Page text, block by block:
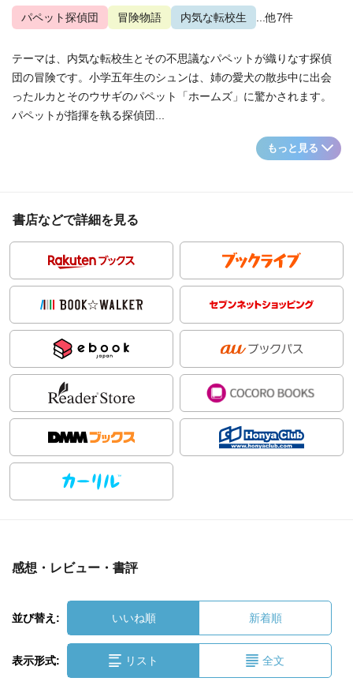
パペット探偵団 冒険物語 内気な転校生 ...他7件
テーマは、内気な転校生とその不思議なパペットが織りなす探偵
団の冒険です。小学五年生のシュンは、姉の愛犬の散歩中に出会
ったルカとそのウサギのパペット「ホームズ」に驚かされます。
パペットが指揮を執る探偵団...
もっと見る
書店などで詳細を見る
感想・レビュー・書評
並び替え: いいね順 新着順
表示形式: リスト 全文